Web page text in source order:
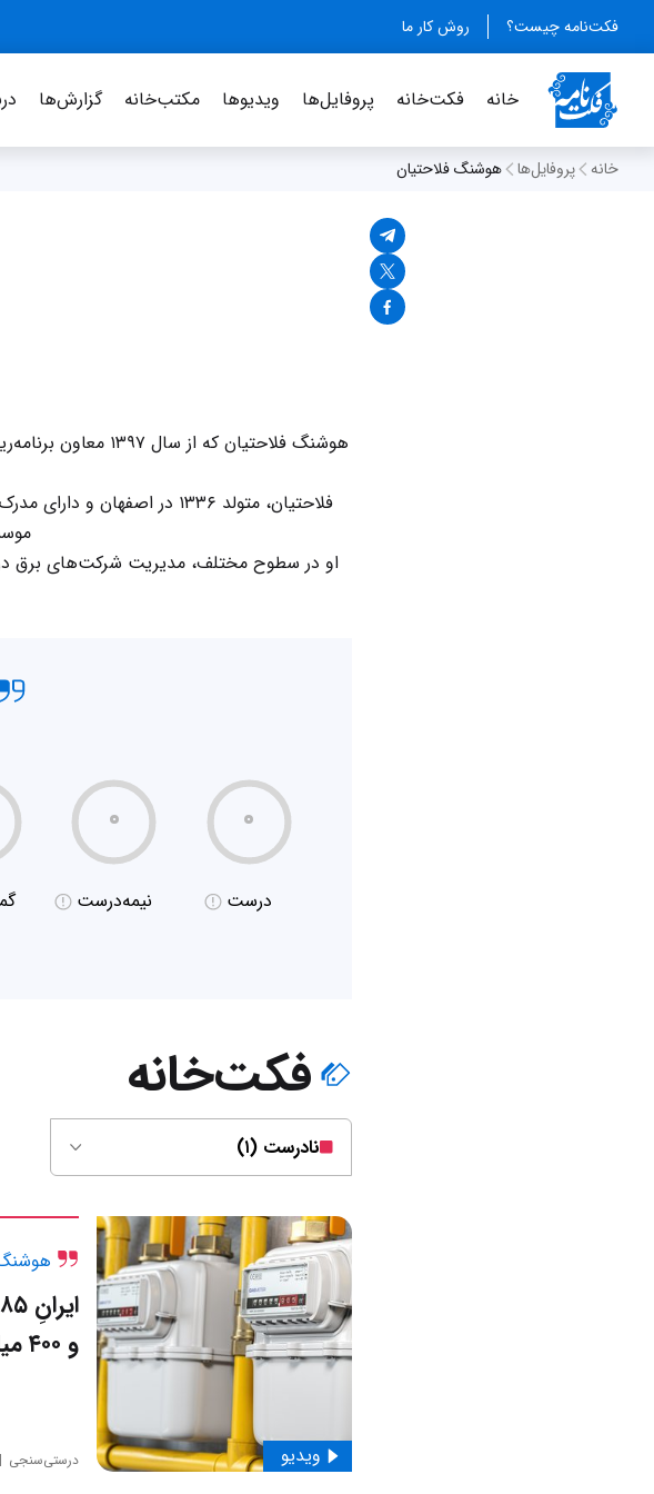
فکت‌نامه چیست؟ روش کار ما
خانه فکت‌خانه پروفایل‌ها ویدیو‌ها مکتب‌خانه گزارش‌ها
خانه پروفایل‌ها هوشنگ فلاحتیان
فلاحتیان، متولد ۱۳۳۶ در
او در سطوح مختلف، مدیریت شرکت‌های برق
۰
درست
۰
نیمه‌درست
فکت‌خانه
نادرست (۱)
ویدیو
و ۴۰۰ میلیون نفری گاز مصرف می‌کند.
درستی‌سنجی